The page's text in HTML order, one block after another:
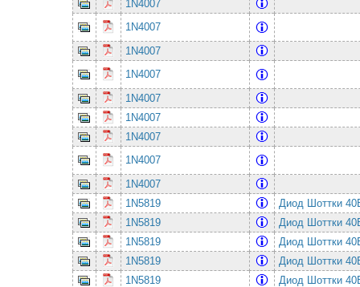
1N4007
1N4007
1N4007
1N4007
1N4007
1N4007
1N4007
1N4007
1N4007
1N5819
Диод Шоттки
1N5819
Диод Шоттки
1N5819
Диод Шоттки
1N5819
Диод Шоттки
1N5819
Диод Шоттки